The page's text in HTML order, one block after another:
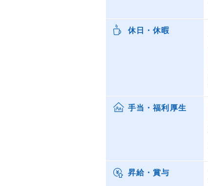
休日・休暇
手当・福利厚生
昇給・賞与